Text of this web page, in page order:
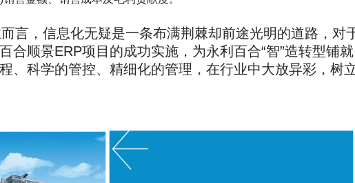
言，信息化无疑是一条布满荆棘却前途光明的道路，对
合顺景ERP项目的成功实施，为永利百合“智”造转型铺就
、科学的管控、精细化的管理，在行业中大放异彩，树